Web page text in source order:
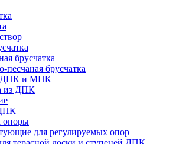
брусчатка
песчаная брусчатка
ДПК и МПК
из ДПК
опоры
для регулируемых опор